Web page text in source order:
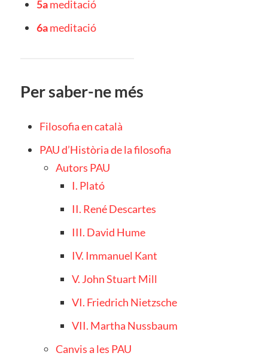
5ameditació
6ameditació
Per saber-ne més
Filosofia en català
PAU d’Història de la filosofia
Autors PAU
I. Plató
II. René Descartes
III. David Hume
IV. Immanuel Kant
V. John Stuart Mill
VI. Friedrich Nietzsche
VII. Martha Nussbaum
Canvis a les PAU